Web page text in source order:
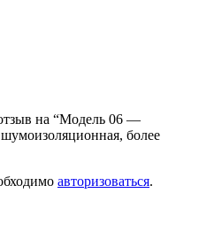
на “Модель 06 —
более
авторизоваться.